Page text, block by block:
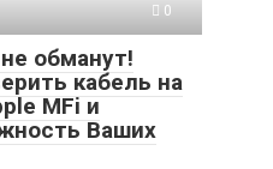
0
обманут!
кабель на
MFi и
Ваших